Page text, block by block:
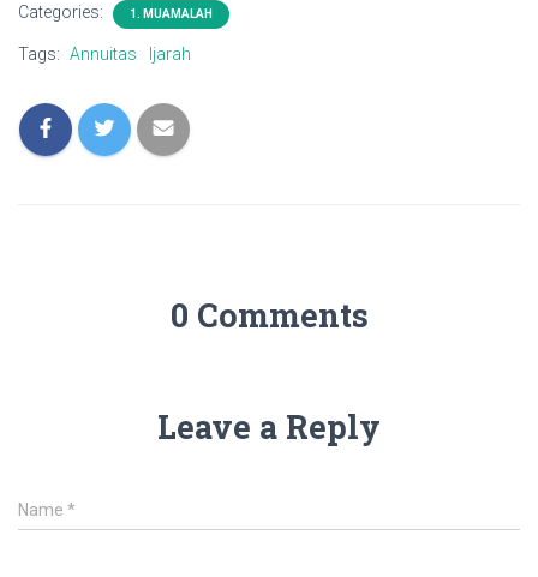
Categories: 1. MUAMALAH
Tags: Annuitas Ijarah
0 Comments
Leave a Reply
Name *